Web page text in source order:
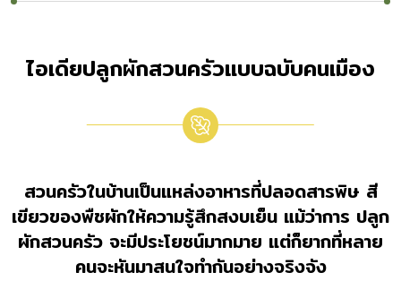
ไอเดียปลูกผักสวนครัวแบบฉบับคนเมือง
สวนครัวในบ้านเป็นแหล่งอาหารที่ปลอดสารพิษ สี
เขียวของพืชผักให้ความรู้สึกสงบเย็น แม้ว่าการ ปลูก
ผักสวนครัว จะมีประโยชน์มากมาย แต่ก็ยากที่หลาย
คนจะหันมาสนใจทำกันอย่างจริงจัง